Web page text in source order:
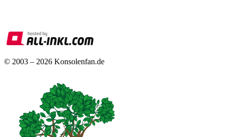
© 2003 – 2026 Konsolenfan.de